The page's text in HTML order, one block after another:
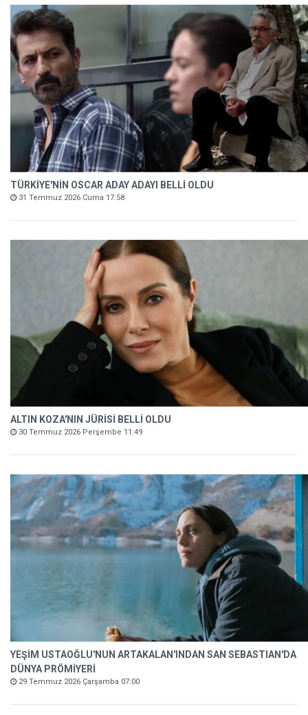
TÜRKİYE'NİN OSCAR ADAY ADAYI BELLİ OLDU
31 Temmuz 2026 Cuma 17:58
ALTIN KOZA'NIN JÜRİSİ BELLİ OLDU
30 Temmuz 2026 Perşembe 11:49
YEŞİM USTAOĞLU'NUN ARTAKALAN'INDAN SAN SEBASTIAN'DA
DÜNYA PRÖMİYERİ
29 Temmuz 2026 Çarşamba 07:00